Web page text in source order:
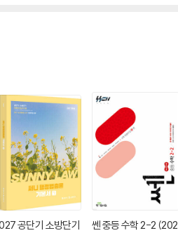
공단기 소방단기
쎈 중등 수학 2-2 (202